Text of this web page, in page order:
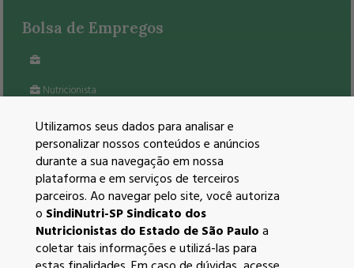
Bolsa de Empregos
Nutricionista
VEJA TODAS AS VAGAS
Redes Sociais
Utilizamos seus dados para analisar e
personalizar nossos conteúdos e anúncios
durante a sua navegação em nossa
plataforma e em serviços de terceiros
parceiros. Ao navegar pelo site, você autoriza
o SindiNutri-SP Sindicato dos
Nutricionistas do Estado de São Paulo a
coletar tais informações e utilizá-las para